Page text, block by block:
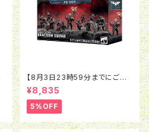
【8月3日23時59分までにご予
約で5％OFF】ウォーハンマー4
0K：インペリアル・エージェン
ト：エグザクション・スカッド
¥8,835
5%OFF